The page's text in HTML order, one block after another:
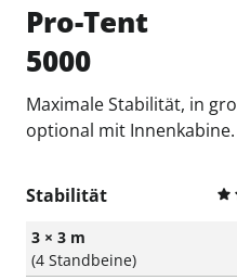
Pro-Tent
5000
Maximale Stabilität, in
optional mit Innenkabine.
Stabilität
3 × 3 m
(4 Standbeine)